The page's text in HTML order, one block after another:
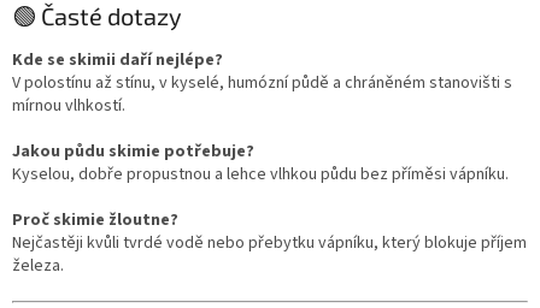
🟢 Časté dotazy
Kde se skimii daří nejlépe?
V polostínu až stínu, v kyselé, humózní půdě a chráněném stanovišti s
mírnou vlhkostí.
Jakou půdu skimie potřebuje?
Kyselou, dobře propustnou a lehce vlhkou půdu bez příměsi vápníku.
Proč skimie žloutne?
Nejčastěji kvůli tvrdé vodě nebo přebytku vápníku, který blokuje příjem
železa.